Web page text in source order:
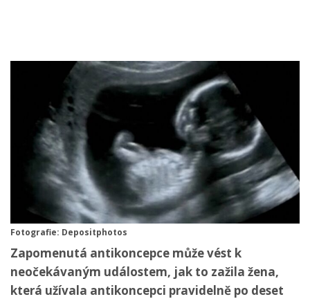
Fotografie: Depositphotos
Zapomenutá antikoncepce může vést k
neočekávaným událostem, jak to zažila žena,
která užívala antikoncepci pravidelně po deset